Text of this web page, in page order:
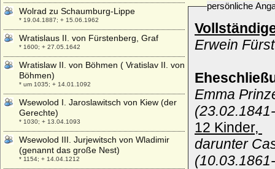
persönliche
Erwein
Emma
12 Kinder,
darunter
Wolrad zu Schaumburg-Lippe
* 19.04.1887; + 15.06.1962
Wratislaus II. von Fürstenberg, Graf
* 1600; + 27.05.1642
Wratislaw II. von Böhmen ( Vratislav II. von
Böhmen)
* um 1035; + 14.01.1092
Wsewolod I. Jaroslawitsch von Kiew (der
Gerechte)
* 1030; + 13.04.1093
Wsewolod III. Jurjewitsch von Wladimir
(genannt das große Nest)
* 1154; + 14.04.1212